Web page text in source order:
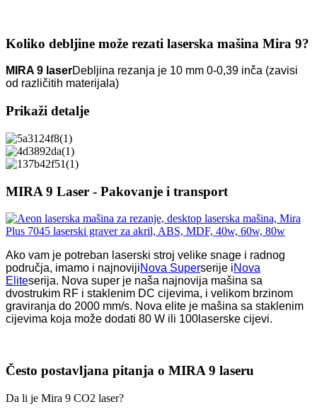
Koliko debljine može rezati laserska mašina Mira 9?
MIRA 9 laserDebljina rezanja je 10 mm 0-0,39 inča (zavisi
od različitih materijala)
Prikaži detalje
MIRA 9 Laser - Pakovanje i transport
Ako vam je potreban laserski stroj velike snage i radnog
područja, imamo i najnovijiNova Superserije iNova
Eliteserija. Nova super je naša najnovija mašina sa
dvostrukim RF i staklenim DC cijevima, i velikom brzinom
graviranja do 2000 mm/s. Nova elite je mašina sa staklenim
cijevima koja može dodati 80 W ili 100 laserske cijevi.
Često postavljana pitanja o MIRA 9 laseru
Da li je Mira 9 CO2 laser?